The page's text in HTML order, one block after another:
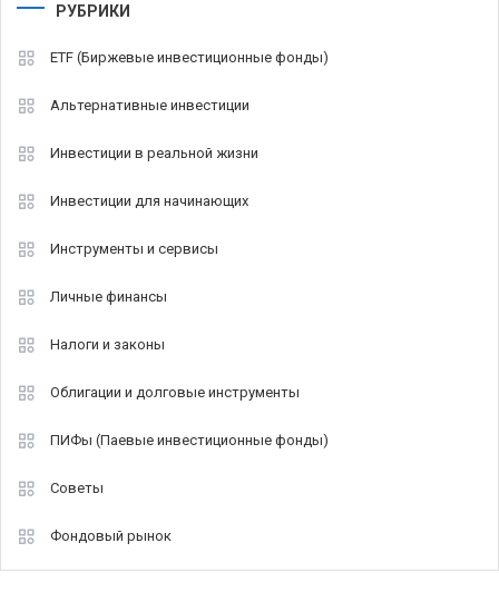
РУБРИКИ
ETF (Биржевые инвестиционные фонды)
Альтернативные инвестиции
Инвестиции в реальной жизни
Инвестиции для начинающих
Инструменты и сервисы
Личные финансы
Налоги и законы
Облигации и долговые инструменты
ПИФы (Паевые инвестиционные фонды)
Советы
Фондовый рынок